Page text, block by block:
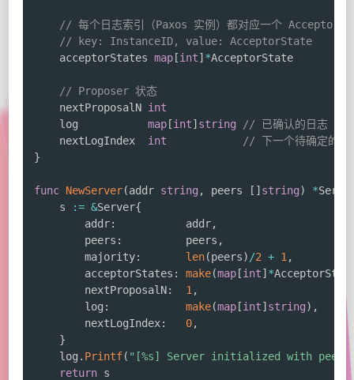
// 每个日志索引（Paxos 实例）都对应一个 Acceptor
// key: InstanceID, value: AcceptorState
	acceptorStates
map[int] *AcceptorState
// Proposer 状态
	nextProposalN
int
	log
map[int] string
// 已确认的日志
	nextLogIndex
int
// 下一个待确定的日
}
func NewServer(addr string , peers [ ] string) *
	s
:= &Server{
		addr
:
           addr
,
		peers
:
          peers
,
		majority
: len(peers) /2 + 1 ,
		acceptorStates
: make(map[int] *
		nextProposalN
: 1 ,
		log
: make(map[int] string) ,
		nextLogIndex
: 0,
}
	log
. Printf( "[%s] Server initialized with
return